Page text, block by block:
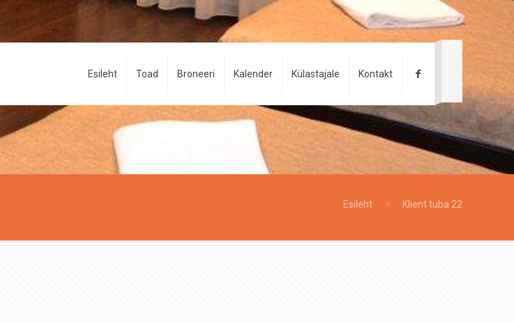
Esileht Toad Broneeri Kalender Külastajale Kontakt
Esileht Klient tuba 22